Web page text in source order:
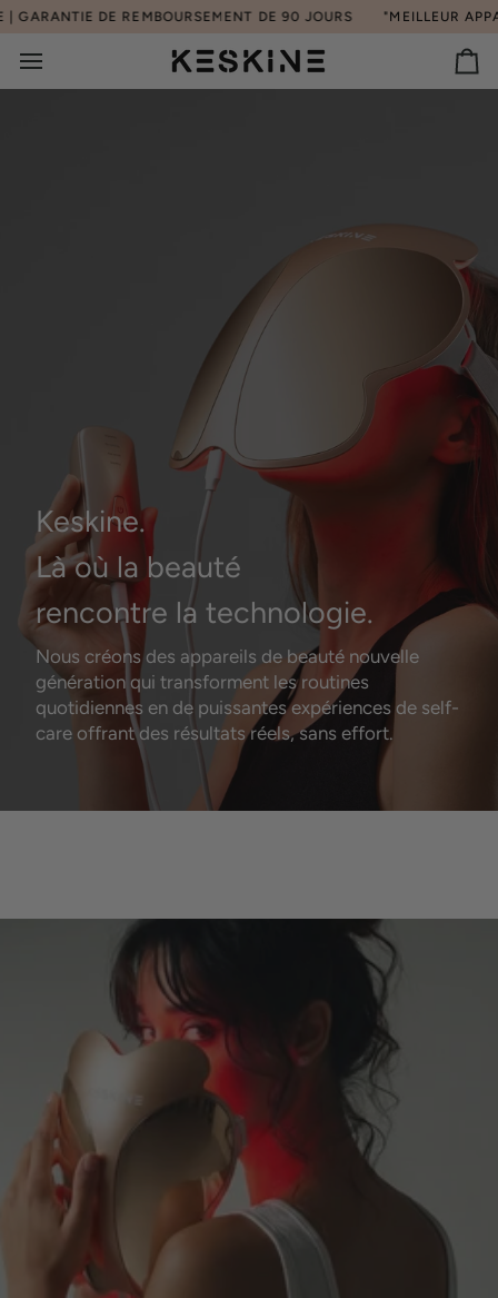
Passer
contenu
DE REMBOURSEMENT DE 90 JOURS "MEILLEUR APPAREIL
Keskine.
Là où la beauté
rencontre la technologie.
Nous créons des appareils de beauté nouvelle
génération qui transforment les routines
quotidiennes en de puissantes expériences de self-
care offrant des résultats réels, sans effort.